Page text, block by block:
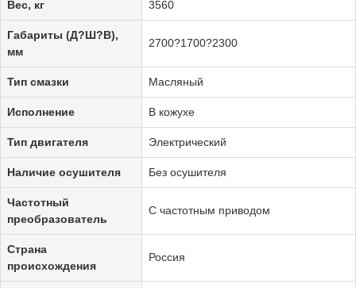
Вес, кг 3560
Габариты (Д?Ш?В),
мм
2700?1700?2300
Тип смазки Масляный
Исполнение В кожухе
Тип двигателя Электрический
Наличие осушителя Без осушителя
Частотный
преобразователь
С частотным приводом
Страна
происхождения
Россия